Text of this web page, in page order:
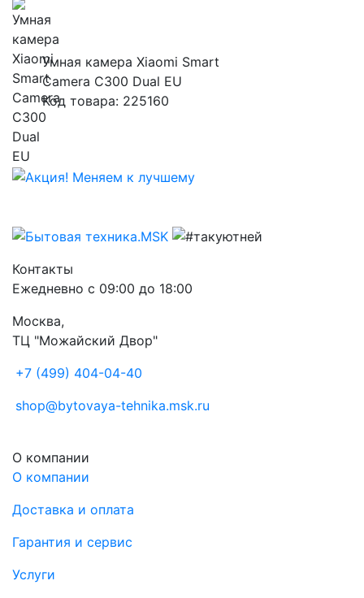
Умная камера Xiaomi Smart
Camera C300 Dual EU
Код товара: 225160
Контакты
Ежедневно с 09:00 до 18:00
Москва,
ТЦ "Можайский Двор"
+7 (499) 404-04-40
shop@bytovaya-tehnika.msk.ru
О компании
О компании
Доставка и оплата
Гарантия и сервис
Услуги